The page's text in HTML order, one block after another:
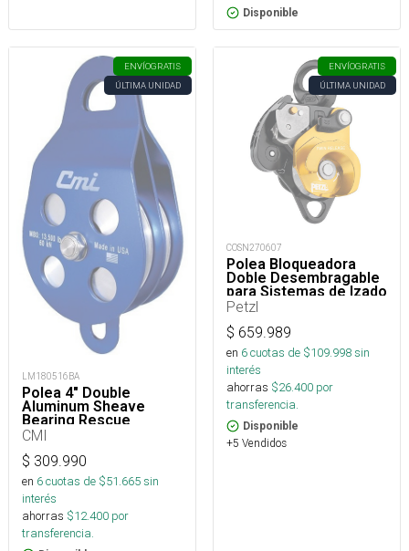
Disponible
ENVÍOGRATIS
ÚLTIMA UNIDAD
LM180516BA
Polea 4" Double
Aluminum Sheave
Bearing Rescue
CMI
$ 309.990
en 6cuotas de $51.665sin
interés
ahorras $12.400 por
transferencia.
ENVÍOGRATIS
ÚLTIMA UNIDAD
COSN270607
Polea Bloqueadora
Doble Desembragable
para Sistemas de Izado
Twin Release
Petzl
$ 659.989
en 6cuotas de $109.998sin
interés
ahorras $26.400 por
transferencia.
Disponible
+5 Vendidos